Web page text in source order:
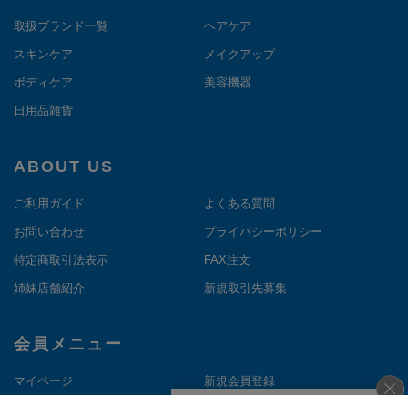
取扱ブランド一覧 ヘアケア
スキンケア メイクアップ
ボディケア 美容機器
日用品雑貨
ABOUT US
ご利用ガイド よくある質問
お問い合わせ プライバシーポリシー
特定商取引法表示 FAX注文
姉妹店舗紹介 新規取引先募集
会員メニュー
マイページ 新規会員登録